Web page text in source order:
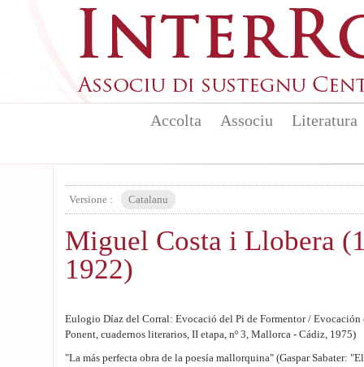
Accolta Associu Literatura
Versione : Catalanu
Miguel Costa i Llobera
1922)
Eulogio Díaz del Corral: Evocació del Pi de Formentor / Evocación
Ponent, cuadernos literarios, II etapa, nº 3, Mallorca - Cádiz, 1975)
"La más perfecta obra de la poesía mallorquina" (Gaspar Sabater: